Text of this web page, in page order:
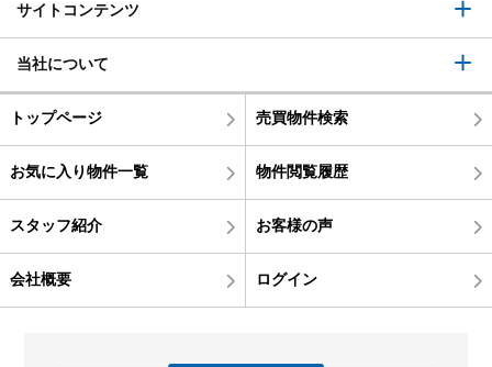
サイトコンテンツ
当社について
トップページ 売買物件検索
お気に入り物件一覧 物件閲覧履歴
スタッフ紹介 お客様の声
会社概要 ログイン